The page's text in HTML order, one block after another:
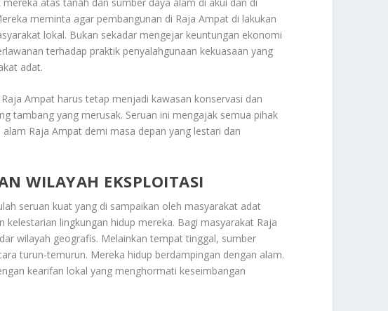
meminta agar pembangunan di Raja Ampat di lakukan
lokal. Bukan sekadar mengejar keuntungan ekonomi
terhadap praktik penyalahgunaan kekuasaan yang
adat.
Ampat harus tetap menjadi kawasan konservasi dan
tambang yang merusak. Seruan ini mengajak semua pihak
Raja Ampat demi masa depan yang lestari dan
WILAYAH EKSPLOITASI
seruan kuat yang di sampaikan oleh masyarakat adat
lingkungan hidup mereka. Bagi masyarakat Raja
wilayah geografis. Melainkan tempat tinggal, sumber
turun-temurun. Mereka hidup berdampingan dengan alam.
kearifan lokal yang menghormati keseimbangan